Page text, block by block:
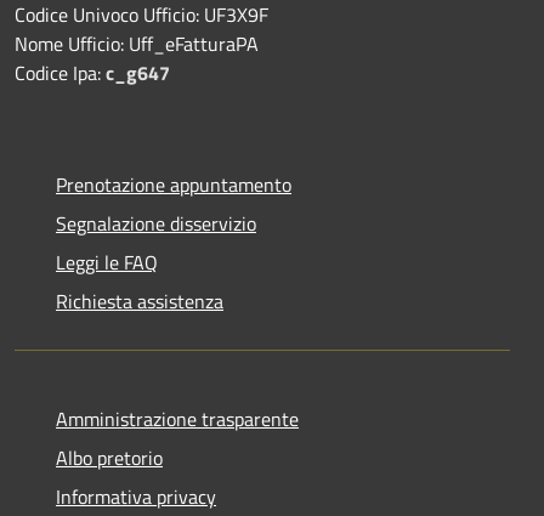
Codice Univoco Ufficio: UF3X9F
Nome Ufficio: Uff_eFatturaPA
Codice Ipa:c_g647
Prenotazione appuntamento
Segnalazione disservizio
Leggi le FAQ
Richiesta assistenza
Amministrazione trasparente
Albo pretorio
Informativa privacy